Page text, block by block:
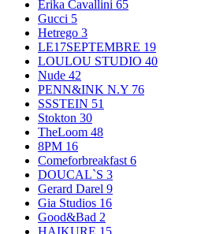
Erika Cavallini 65
Gucci 5
Hetrego 3
LE17SEPTEMBRE 19
LOULOU STUDIO 40
Nude 42
PENN&INK N.Y 76
SSSTEIN 51
Stokton 30
TheLoom 48
8PM 16
Comeforbreakfast 6
DOUCAL`S 3
Gerard Darel 9
Gia Studios 16
Good&Bad 2
HAIKURE 15